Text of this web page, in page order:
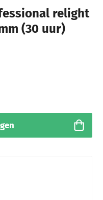
relight
(30 uur)